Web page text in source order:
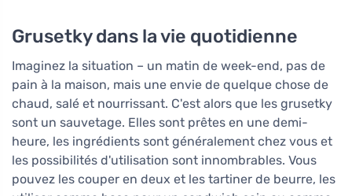
Grusetky dans la vie quotidienne
Imaginez la situation – un matin de week-end, pas de
pain à la maison, mais une envie de quelque chose de
chaud, salé et nourrissant. C'est alors que les grusetky
sont un sauvetage. Elles sont prêtes en une demi-
heure, les ingrédients sont généralement chez vous et
les possibilités d'utilisation sont innombrables. Vous
pouvez les couper en deux et les tartiner de beurre, les